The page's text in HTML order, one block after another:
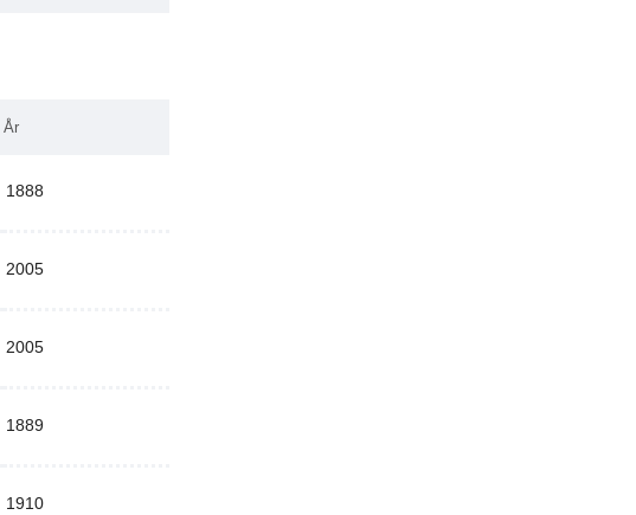
År
1888
2005
2005
1889
1910